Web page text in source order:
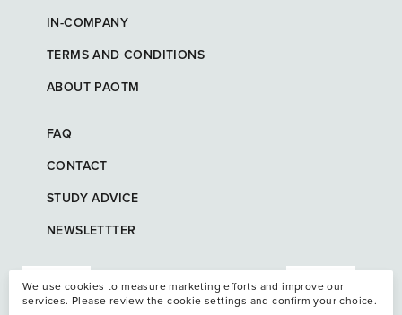
IN-COMPANY
TERMS AND CONDITIONS
ABOUT PAOTM
FAQ
CONTACT
STUDY ADVICE
NEWSLETTTER
We use cookies to measure marketing efforts and improve our
services. Please review the cookie settings and confirm your choice.